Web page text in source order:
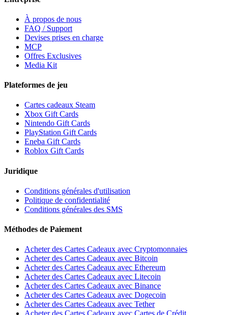
À propos de nous
FAQ / Support
Devises prises en charge
MCP
Offres Exclusives
Media Kit
Plateformes de jeu
Cartes cadeaux Steam
Xbox Gift Cards
Nintendo Gift Cards
PlayStation Gift Cards
Eneba Gift Cards
Roblox Gift Cards
Juridique
Conditions générales d'utilisation
Politique de confidentialité
Conditions générales des SMS
Méthodes de Paiement
Acheter des Cartes Cadeaux avec Cryptomonnaies
Acheter des Cartes Cadeaux avec Bitcoin
Acheter des Cartes Cadeaux avec Ethereum
Acheter des Cartes Cadeaux avec Litecoin
Acheter des Cartes Cadeaux avec Binance
Acheter des Cartes Cadeaux avec Dogecoin
Acheter des Cartes Cadeaux avec Tether